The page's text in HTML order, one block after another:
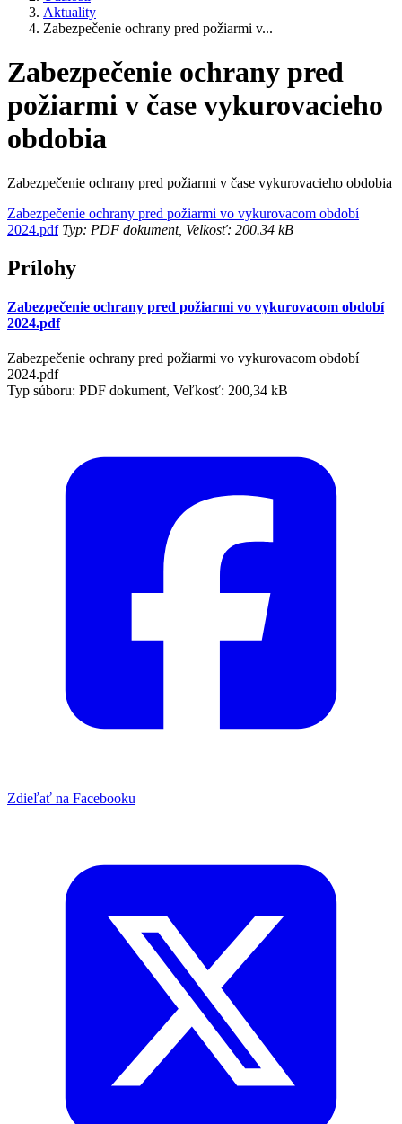
Aktuality
Zabezpečenie ochrany pred požiarmi v...
Zabezpečenie ochrany pred
požiarmi v čase vykurovacieho
obdobia
Zabezpečenie ochrany pred požiarmi v čase vykurovacieho obdobia
Zabezpečenie ochrany pred požiarmi vo vykurovacom období
2024.pdfTyp: PDF dokument, Velkosť: 200.34 kB
Prílohy
Zabezpečenie ochrany pred požiarmi vo vykurovacom období
2024.pdf
Zabezpečenie ochrany pred požiarmi vo vykurovacom období
2024.pdf
Typ súboru: PDF dokument, Veľkosť: 200,34 kB
Zdieľať na Facebooku